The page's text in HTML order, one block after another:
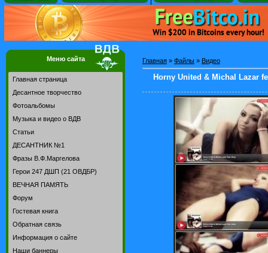
Меню сайта
Главная страница
Десантное творчество
Фотоальбомы
Музыка и видео о ВДВ
Статьи
ДЕСАНТНИК №1
Фразы В.Ф.Маргелова
Герои 247 ДШП (21 ОВДБР)
ВЕЧНАЯ ПАМЯТЬ
Форум
Гостевая книга
Обратная связь
Информация о сайте
Наши баннеры
Главная » Файлы » Видео
Horny United & Michal Lazar